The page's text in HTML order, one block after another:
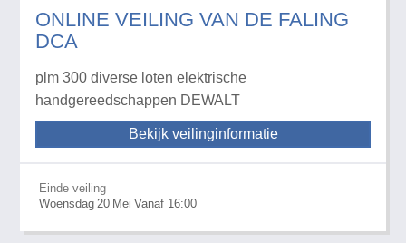
ONLINE VEILING VAN DE FALING
DCA
plm 300 diverse loten elektrische
handgereedschappen DEWALT
Bekijk veilinginformatie
Einde veiling
Woensdag 20 Mei Vanaf 16:00